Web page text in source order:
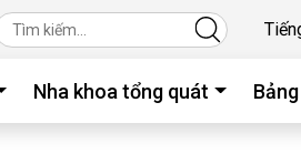
Nha khoa tổng quát